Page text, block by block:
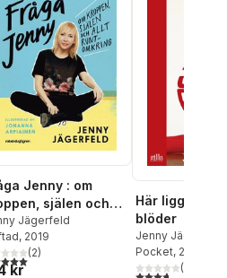
Jenny : om
själen och
runtomkring
Jägerfeld
, 2019
5 stjärnor. Totalt antal röster:
(2)
kr
Här ligger jag
blöder
Jenny Jägerfeld
Pocket, 2011
3,7utav 5(